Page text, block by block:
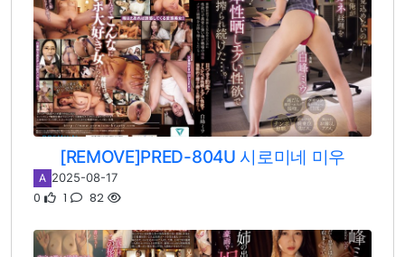
[REMOVE]PRED-804U 시로미네 미우
A 2025-08-17
0 1 82